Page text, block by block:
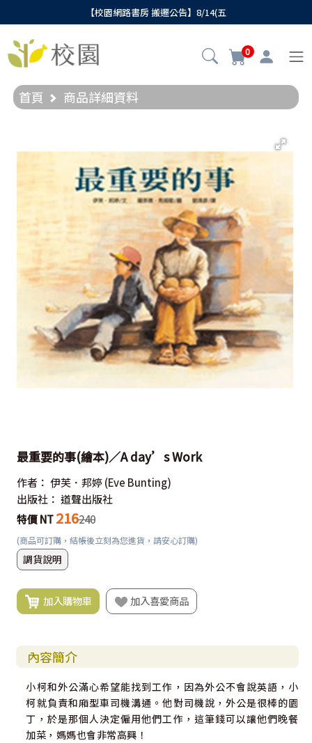
【校園網路書房 搬遷公告】8/14(五
0
首頁 商品詳細資料
最重要的事(繪本)／A day’s Work
作者： 伊芙．邦婷 (Eve Bunting)
出版社： 道聲出版社
特價 NT 216240
(商品可訂購，結帳後立刻為您進貨，請安心訂購)
調貨說明
加入購物車 加入喜愛商品
內容簡介
小柯和外公滿心希望能找到工作，因為外公不會說英語，小
柯就負責和廂型車司機溝通。他對司機說，外公是很棒的園
丁，於是那個人決定僱用他們工作，這筆錢可以讓他們晚餐
加菜，媽媽也會非常高興！